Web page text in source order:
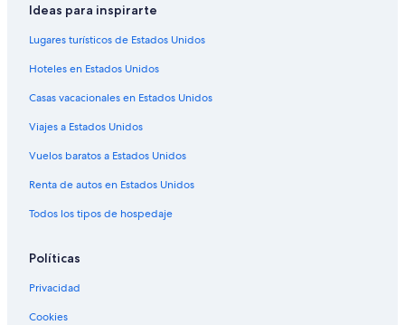
Ideas para inspirarte
Lugares turísticos de Estados Unidos
Hoteles en Estados Unidos
Casas vacacionales en Estados Unidos
Viajes a Estados Unidos
Vuelos baratos a Estados Unidos
Renta de autos en Estados Unidos
Todos los tipos de hospedaje
Políticas
Privacidad
Cookies